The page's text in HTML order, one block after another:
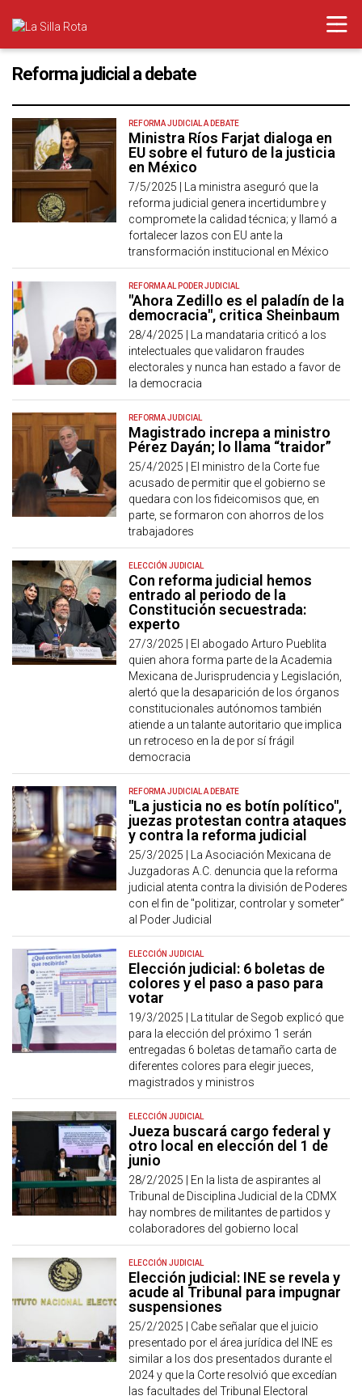
Reforma judicial a debate
REFORMA JUDICIAL A DEBATE
Ministra Ríos Farjat dialoga en
EU sobre el futuro de la justicia
en México
7/5/2025 |
La ministra aseguró que la
reforma judicial genera incertidumbre y
compromete la calidad técnica; y llamó a
fortalecer lazos con EU ante la
transformación institucional en México
REFORMA AL PODER JUDICIAL
"Ahora Zedillo es el paladín de la
democracia", critica Sheinbaum
28/4/2025 |
La mandataria criticó a los
intelectuales que validaron fraudes
electorales y nunca han estado a favor de
la democracia
REFORMA JUDICIAL
Magistrado increpa a ministro
Pérez Dayán; lo llama “traidor”
25/4/2025 | El ministro de la Corte fue
acusado de permitir que el gobierno se
quedara con los fideicomisos que, en
parte, se formaron con ahorros de los
trabajadores
ELECCIÓN JUDICIAL
Con reforma judicial hemos
entrado al periodo de la
Constitución secuestrada:
experto
27/3/2025 | El abogado Arturo Pueblita
quien ahora forma parte de la Academia
Mexicana de Jurisprudencia y Legislación,
alertó que la desaparición de los órganos
constitucionales autónomos también
atiende a un talante autoritario que implica
un retroceso en la de por sí frágil
democracia
REFORMA JUDICIAL A DEBATE
"La justicia no es botín político",
juezas protestan contra ataques
y contra la reforma judicial
25/3/2025 |
La Asociación Mexicana de
Juzgadoras A.C. denuncia que la reforma
judicial atenta contra la división de Poderes
con el fin de "politizar, controlar y someter”
al Poder Judicial
ELECCIÓN JUDICIAL
Elección judicial: 6 boletas de
colores y el paso a paso para
votar
19/3/2025 |
La titular de Segob explicó que
para la elección del próximo 1 serán
entregadas 6 boletas de tamaño carta de
diferentes colores para elegir jueces,
magistrados y ministros
ELECCIÓN JUDICIAL
Jueza buscará cargo federal y
otro local en elección del 1 de
junio
28/2/2025 | En la lista de aspirantes al
Tribunal de Disciplina Judicial de la CDMX
hay nombres de militantes de partidos y
colaboradores del gobierno local
ELECCIÓN JUDICIAL
Elección judicial: INE se revela y
acude al Tribunal para impugnar
suspensiones
25/2/2025 | Cabe señalar que el juicio
presentado por el área jurídica del INE es
similar a los dos presentados durante el
2024 y que la Corte resolvió que excedían
las facultades del Tribunal Electoral